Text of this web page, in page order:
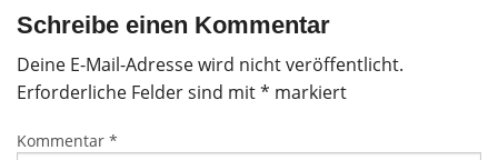
Schreibe einen Kommentar
Deine E-Mail-Adresse wird nicht veröffentlicht.
Erforderliche Felder sind mit* markiert
Kommentar *